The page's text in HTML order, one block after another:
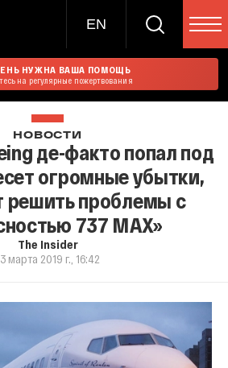
EN
НУЖНА ВАША ПОМОЩЬ
на регулярные пожертвования
НОВОСТИ
де-факто попал под
огромные убытки,
решить проблемы с
737 MAX»
The Insider
марта 2019 г., 16:42